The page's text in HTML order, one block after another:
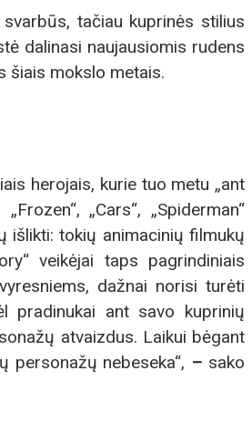
tačiau kuprinės stilius
dalinasi naujausiomis rudens
šiais mokslo metais.
herojais, kurie tuo metu „ant
„Cars“, „Spiderman“
išlikti: tokių animacinių filmukų
veikėjai taps pagrindiniais
dažnai norisi turėti
pradinukai ant savo kuprinių
atvaizdus. Laikui bėgant
personažų nebeseka“, – sako